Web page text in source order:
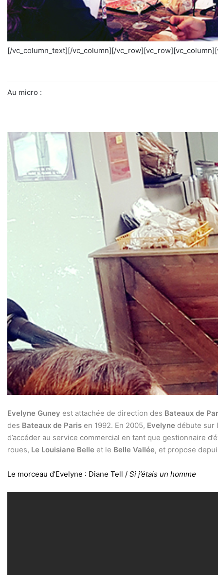
[/vc_column_text][/vc_column][/
Au micro :
Evelyne Guney est attachée de direction des Bateaux de
des Bateaux de Paris en 1992. En 2005, Evelyne débute sur
d’accéder au service commercial en tant que gestionnaire
roues, Le Louisiane Belle et le Belle Vallée, et propose
Le morceau d’Evelyne : Diane Tell / Si j’étais un homme